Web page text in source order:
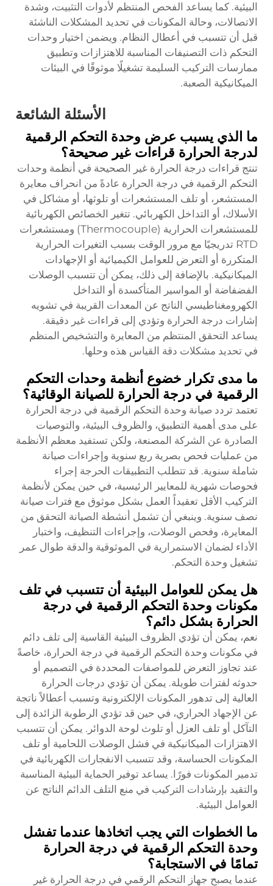
البيئية. كما يساعد الفحص المنتظم لأدوات التثبيت، وشدة
الاتصالات، وحالة المكونات في تحديد المشكلات الناشئة
قبل أن تتسبب في أعطال النظام. ويضمن اختيار وحدات
التحكم ذات التصنيفات المناسبة للاهتزازات وتطبيق
ممارسات التركيب السليمة تشغيلًا موثوقًا في البيئات
الميكانيكية الصعبة.
الأسئلة الشائعة
ما الذي يسبب عرض وحدة التحكم الرقمية
لدرجة الحرارة قراءات غير صحيحة؟
تنتج قراءات درجة الحرارة غير الصحيحة في أنظمة وحدات
التحكم الرقمية في درجة الحرارة عادةً من انحراف معايرة
المستشعر، أو تلف المستشعرات أو تلوثها، أو مشاكل في
الأسلاك، أو التداخل الكهربائي. تتغير الخصائص الكهربائية
للمستشعرات الحرارية (Thermocouple) ومستشعرات
RTD تدريجيًا مع مرور الوقت بسبب التغيرات الحرارية
المتكررة أو التعرض للعوامل الكيميائية أو الإجهادات
الميكانيكية. بالإضافة إلى ذلك، يمكن أن تتسبب الوصلات
الفضفاضة أو المواسير المتأكسدة أو التداخل
الكهرومغناطيسي الناتج عن المعدات القريبة في تشويه
إشارات درجة الحرارة وتؤدي إلى قراءات غير دقيقة.
يساعد التحقق المنتظم من المعايرة والتشخيص المنظم
في تحديد مشكلات دقة القياس هذه وحلها.
ما مدى تكرار خضوع أنظمة وحدات التحكم
الرقمية في درجة الحرارة للصيانة الوقائية؟
تعتمد تردد صيانة وحدة التحكم الرقمية في درجة الحرارة
على مدى أهمية التطبيق، والظروف البيئية، والتوصيات
الصادرة عن الشركة المصنعة، ولكن تستفيد معظم الأنظمة
من عمليات فحص بصرية ربع سنوية وإجراءات صيانة
شاملة سنوية. قد تتطلب التطبيقات الحرجة إجراء
فحوصات شهرية للمعايير الرئيسية، في حين يمكن لأنظمة
التركيب الأقل تعقيداً العمل بشكل موثوق مع فترات صيانة
نصف سنوية. وينبغي أن تشمل أنشطة الصيانة التحقق من
المعايرة، وفحص الوصلات، وإجراءات التنظيف، واختبار
الأداء لضمان الاستمرارية في الموثوقية والدقة طوال عمر
تشغيل وحدة التحكم.
هل يمكن للعوامل البيئية أن تتسبب في تلف
مكونات وحدة التحكم الرقمية في درجة
الحرارة بشكل دائم؟
نعم، يمكن أن تؤدي الظروف البيئية القاسية إلى تلف دائم
في مكونات وحدة التحكم الرقمية في درجة الحرارة، خاصةً
عند تجاوز التعرض للمواصفات المحددة في التصميم أو
حدوثه لفترات طويلة. يمكن أن تؤدي درجات الحرارة
العالية إلى تدهور المكونات الإلكترونية وتسبب أعطالاً ناتجة
عن الإجهاد الحراري، في حين قد تؤدي الرطوبة الزائدة إلى
التآكل أو تلف العزل أو تلوث لوحة الدوائر. يمكن أن تتسبب
الاهتزازات الميكانيكية في فشل الوصلات اللحامية أو تلف
المكونات الحساسة، وقد تتسبب الانفجارات الكهربائية في
تدمير المكونات فورًا. يساعد توفير الحماية البيئية المناسبة
والتقيد بإرشادات التركيب في منع التلف الدائم الناتج عن
العوامل البيئية.
ما الخطوات التي يجب اتخاذها عندما تفشل
وحدة التحكم الرقمية في درجة الحرارة
تمامًا في الاستجابة؟
عندما يصبح جهاز التحكم الرقمي في درجة الحرارة غير